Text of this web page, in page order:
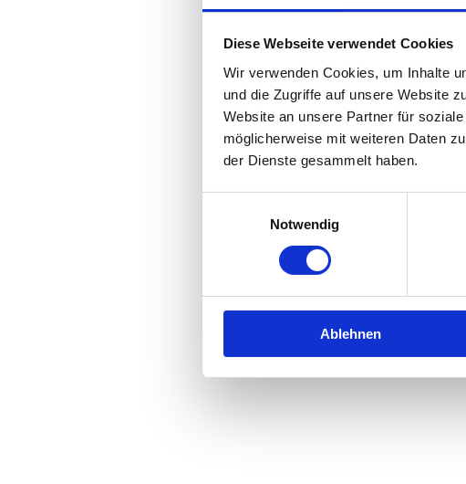
Diese Webseite verwendet Cookies
Wir verwenden Cookies, um Inhalte
und die Zugriffe auf unsere Website
Website an unsere Partner für
möglicherweise mit weiteren Daten
der Dienste gesammelt haben.
Notwendig
Ablehnen
Application error: aclient-side